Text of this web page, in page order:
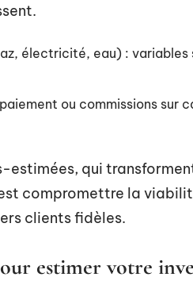
électricité, eau) : variables
ou commissions sur
estimées, qui
compromettre la
clients fidèles.
estimer votre